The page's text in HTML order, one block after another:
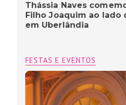
Thássia Naves
Filho Joaquim ao lado
em Uberlândia
FESTAS E EVENTOS